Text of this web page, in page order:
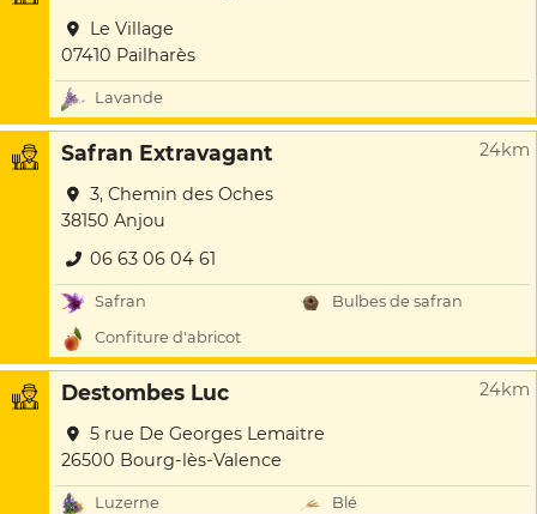
Le Village
07410 Pailharès
Lavande
Safran Extravagant 24km
3, Chemin des Oches
38150 Anjou
06 63 06 04 61
Safran
Bulbes de safran
Confiture d'abricot
Destombes Luc 24km
5 rue De Georges Lemaitre
26500 Bourg-lès-Valence
Luzerne Blé